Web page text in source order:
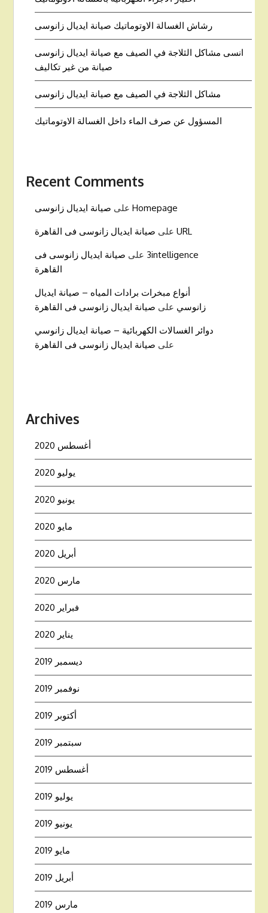
رشاش الغسالة الاوتوماتيك صيانة ايديال زانوسى
انسى مشاكل الثلاجة في الصيف مع صيانة ايديال زانوسى
صيانة من غير تكاليف
مشاكل الثلاجة في الصيف مع صيانة ايديال زانوسى
المسؤول عن صرف الماء داخل الغسالة الاوتوماتيك
Recent Comments
Homepageعلى صيانة ايديال زانوسى
URLعلى صيانة ايديال زانوسى فى القاهرة
3intelligence على صيانة ايديال زانوسى فى
القاهرة
أنواع مبخرات برادات المياه – صيانة ايديال
زانوسي على صيانة ايديال زانوسى فى القاهرة
دوائر الغسالات الكهربائية – صيانة ايديال زانوسي
على صيانة ايديال زانوسى فى القاهرة
Archives
أغسطس 2020
يوليو 2020
يونيو 2020
مايو 2020
أبريل 2020
مارس 2020
فبراير 2020
يناير 2020
ديسمبر 2019
نوفمبر 2019
أكتوبر 2019
سبتمبر 2019
أغسطس 2019
يوليو 2019
يونيو 2019
مايو 2019
أبريل 2019
مارس 2019